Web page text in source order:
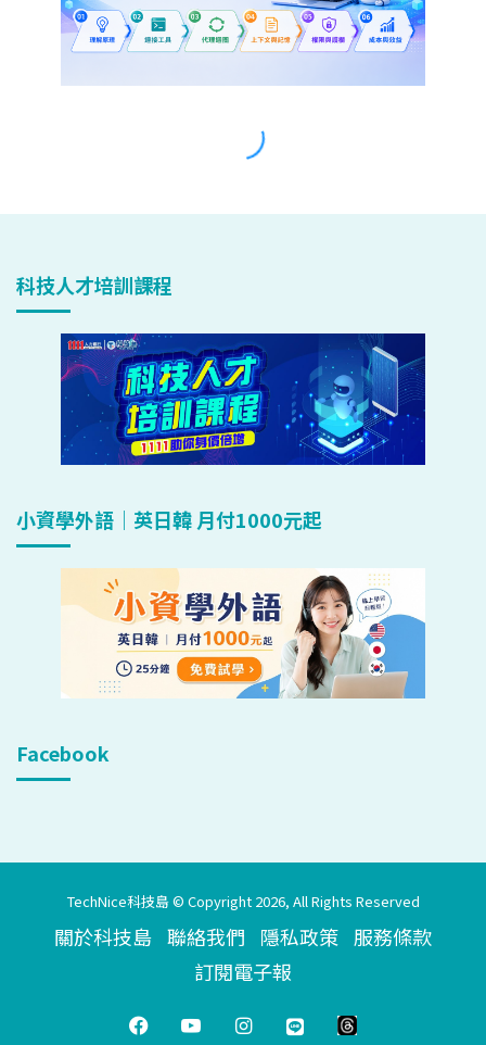
科技人才培訓課程
小資學外語｜英日韓 月付1000元起
Facebook
TechNice科技島 © Copyright 2026, All Rights Reserved
關於科技島 聯絡我們 隱私政策 服務條款
訂閱電子報